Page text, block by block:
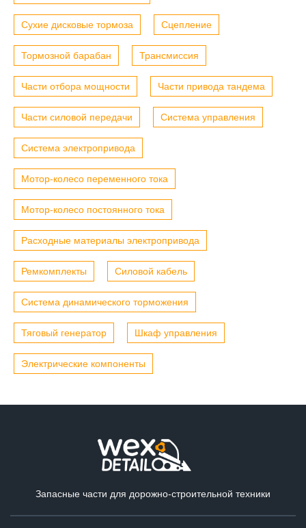
Сухие дисковые тормоза Сцепление
Тормозной барабан Трансмиссия
Части отбора мощности Части привода тандема
Части силовой передачи Система управления
Система электропривода
Мотор-колесо переменного тока
Мотор-колесо постоянного тока
Расходные материалы электропривода
Ремкомплекты Силовой кабель
Система динамического торможения
Тяговый генератор Шкаф управления
Электрические компоненты
Запасные части для дорожно-строительной техники